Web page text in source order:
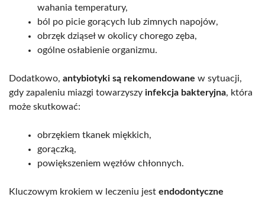
wahania temperatury,
ból po picie gorących lub zimnych napojów,
obrzęk dziąseł w okolicy chorego zęba,
ogólne osłabienie organizmu.
Dodatkowo, antybiotyki są rekomendowane w sytuacji,
gdy zapaleniu miazgi towarzyszy infekcja bakteryjna, która
może skutkować:
obrzękiem tkanek miękkich,
gorączką,
powiększeniem węzłów chłonnych.
Kluczowym krokiem w leczeniu jest endodontyczne